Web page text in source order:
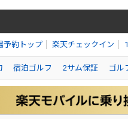
予約トップ 楽天チェックイン
宿泊ゴルフ 2サム保証 ゴル